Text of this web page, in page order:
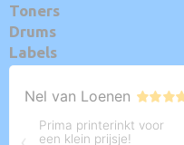
Toners
Drums
Labels